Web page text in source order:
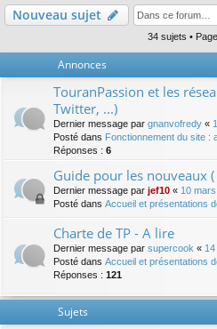
Nouveau sujet
34 sujets • Page
Annonces
TouranPassion et les
Twitter, ...)
Dernier message par gnanvofredy «
Posté dans Fonctionnement du site :
Réponses : 6
Guide pour les nouveaux
Dernier message par jef10 « 10
Posté dans Accueil et présentations
Charte de TP - A lire
Dernier message par supercook «
Posté dans Accueil et présentations
Réponses : 121
Sujets